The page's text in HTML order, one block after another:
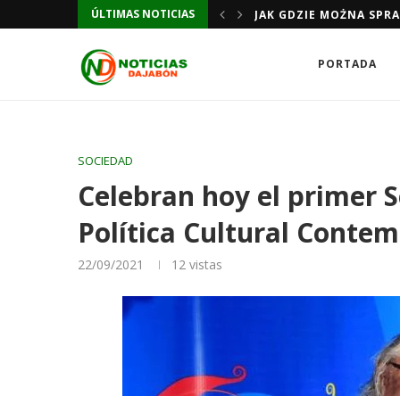
ÚLTIMAS NOTICIAS
JAK GDZIE MOŻNA
PORTADA
SOCIEDAD
Celebran hoy el primer
Política Cultural
22/09/2021 12 vistas